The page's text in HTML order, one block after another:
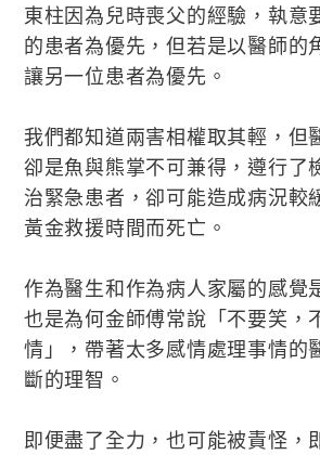
東柱因為兒時喪父的經驗，執意
的患者為優先，但若是以醫師的
讓另一位患者為優先。
我們都知道兩害相權取其輕，但
卻是魚與熊掌不可兼得，遵行了
治緊急患者，卻可能造成病況較
黃金救援時間而死亡。
作為醫生和作為病人家屬的感覺
也是為何金師傅常說「不要笑，
情」，帶著太多感情處理事情的
斷的理智。
即便盡了全力，也可能被責怪，